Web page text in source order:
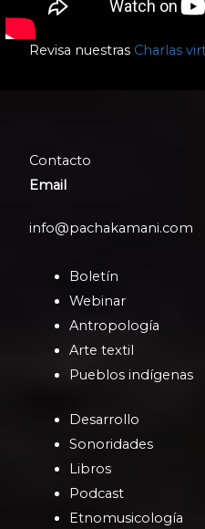
Revisa nuestras Charlas
Contacto
Email
info@pachakamani.com
Boletín
Webinar
Antropología
Arte textil
Pueblos indígenas
Desarrollo
Sonoridades
Libros
Podcast
Etnomusicología